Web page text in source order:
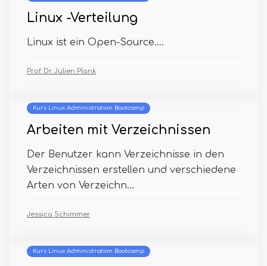
Linux -Verteilung
Linux ist ein Open-Source....
Prof. Dr. Julien Plank
Kurs Linux Administration Bootcamp
Arbeiten mit Verzeichnissen
Der Benutzer kann Verzeichnisse in den
Verzeichnissen erstellen und verschiedene
Arten von Verzeichn...
Jessica Schimmer
Kurs Linux Administration Bootcamp